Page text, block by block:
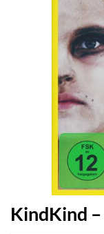
KindKind